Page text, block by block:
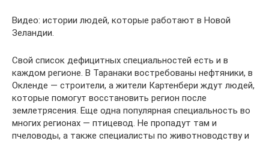
Видео: истории людей, которые работают в Новой
Зеландии.
Свой список дефицитных специальностей есть и в
каждом регионе. В Таранаки востребованы нефтяники, в
Окленде — строители, а жители Картенбери ждут людей,
которые помогут восстановить регион после
землетрясения. Еще одна популярная специальность во
многих регионах — птицевод. Не пропадут там и
пчеловоды, а также специалисты по животноводству и